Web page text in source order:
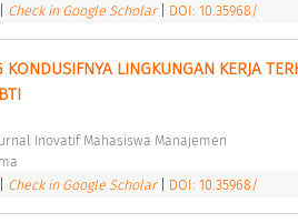
Check in Google Scholar DOI: 10.35968/
LINGKUNGAN KERJA
Inovatif Mahasiswa Manajemen
Check in Google Scholar DOI: 10.35968/